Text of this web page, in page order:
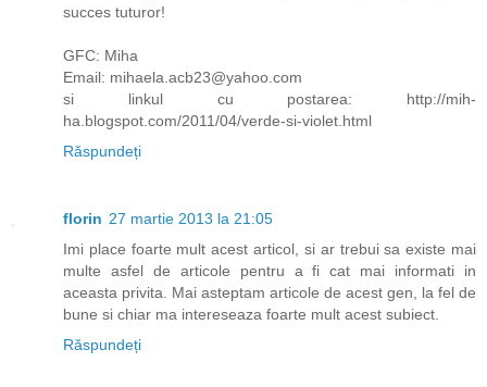
succes tuturor!
GFC: Miha
Email: mihaela.acb23@yahoo.com
si linkul cu postarea: http://mih-
ha.blogspot.com/2011/04/verde-si-violet.html
Răspundeți
florin 27 martie 2013 la 21:05
Imi place foarte mult acest articol, si ar trebui sa existe mai
multe asfel de articole pentru a fi cat mai informati in
aceasta privita. Mai asteptam articole de acest gen, la fel de
bune si chiar ma intereseaza foarte mult acest subiect.
Răspundeți